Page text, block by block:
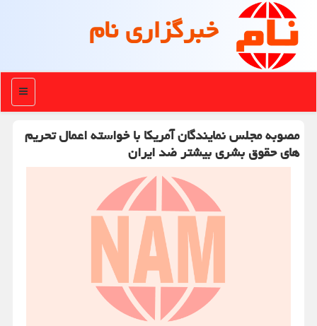
خبرگزاری نام
منو
مصوبه مجلس نمایندگان آمریکا با خواسته اعمال تحریم
های حقوق بشری بیشتر ضد ایران